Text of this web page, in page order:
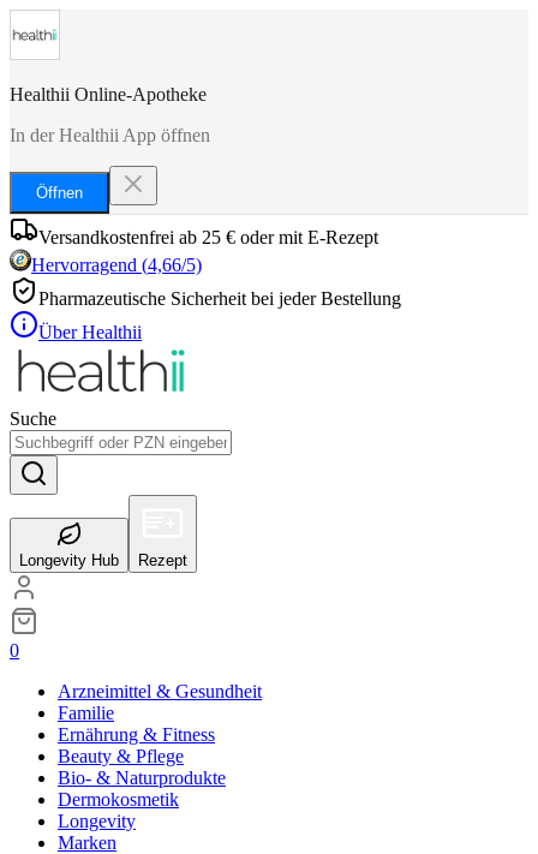
Healthii Online-Apotheke
In der Healthii App öffnen
Öffnen
Versandkostenfrei ab 25 € oder mit E-Rezept
Hervorragend (4,66/5)
Pharmazeutische Sicherheit bei jeder Bestellung
Über Healthii
Suche
Longevity Hub Rezept
0
Arzneimittel & Gesundheit
Familie
Ernährung & Fitness
Beauty & Pflege
Bio- & Naturprodukte
Dermokosmetik
Longevity
Marken